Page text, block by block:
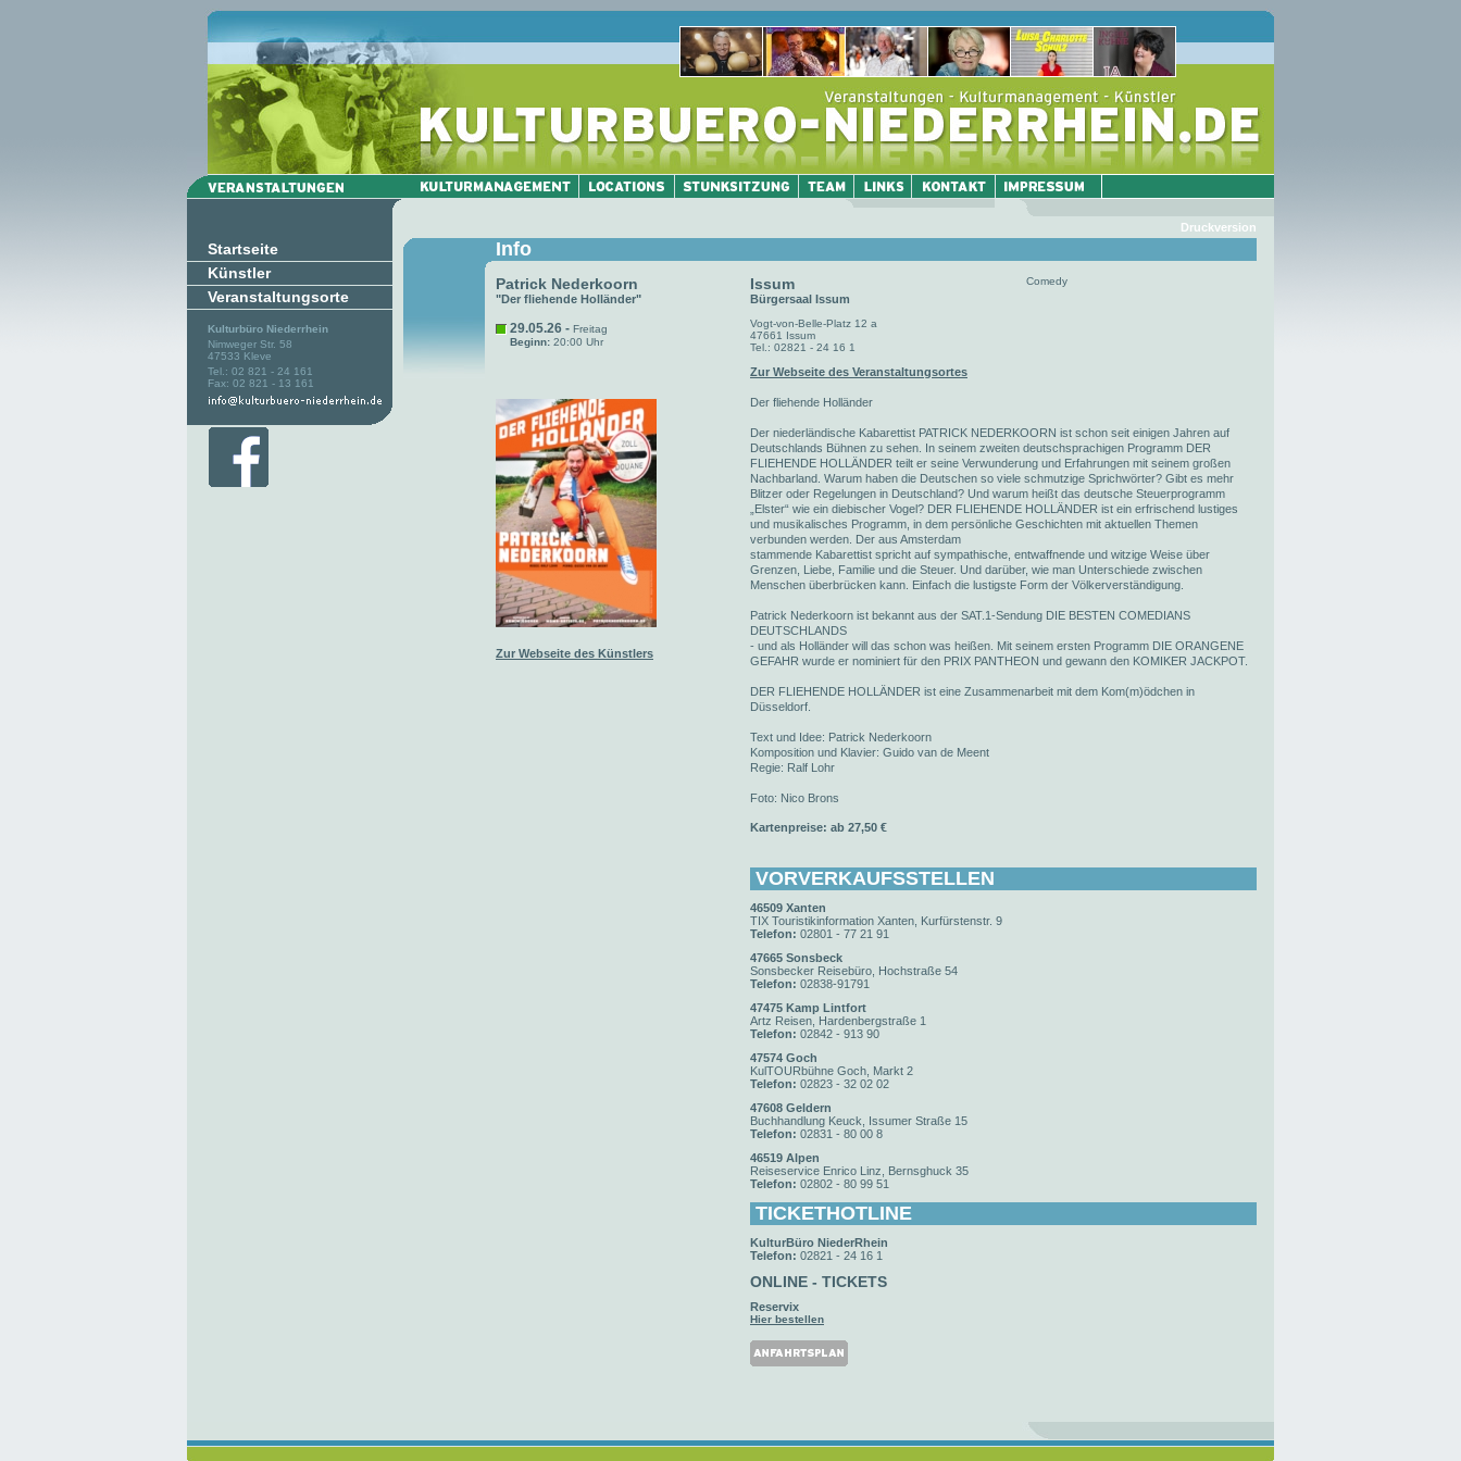
Startseite
Künstler
Veranstaltungsorte
Kulturbüro Niederrhein
Nimweger Str. 58
47533 Kleve
Tel.: 02 821 - 24 161
Fax: 02 821 - 13 161
Druckversion
Info
Patrick Nederkoorn
"Der fliehende Holländer"
29.05.26 - Freitag
Beginn: 20:00 Uhr
Issum
Bürgersaal Issum
Vogt-von-Belle-Platz 12 a
47661 Issum
Tel.: 02821 - 24 16 1
Zur Webseite des Veranstaltungsortes
Comedy
Zur Webseite des Künstlers
Der fliehende Holländer
Der niederländische Kabarettist PATRICK NEDERKOORN ist schon seit einigen Jahren auf
Deutschlands Bühnen zu sehen. In seinem zweiten deutschsprachigen Programm DER
FLIEHENDE HOLLÄNDER teilt er seine Verwunderung und Erfahrungen mit seinem großen
Nachbarland. Warum haben die Deutschen so viele schmutzige Sprichwörter? Gibt es mehr
Blitzer oder Regelungen in Deutschland? Und warum heißt das deutsche Steuerprogramm
„Elster“ wie ein diebischer Vogel? DER FLIEHENDE HOLLÄNDER ist ein erfrischend lustiges
und musikalisches Programm, in dem persönliche Geschichten mit aktuellen Themen
verbunden werden. Der aus Amsterdam
stammende Kabarettist spricht auf sympathische, entwaffnende und witzige Weise über
Grenzen, Liebe, Familie und die Steuer. Und darüber, wie man Unterschiede zwischen
Menschen überbrücken kann. Einfach die lustigste Form der Völkerverständigung.
Patrick Nederkoorn ist bekannt aus der SAT.1-Sendung DIE BESTEN COMEDIANS
DEUTSCHLANDS
- und als Holländer will das schon was heißen. Mit seinem ersten Programm DIE ORANGENE
GEFAHR wurde er nominiert für den PRIX PANTHEON und gewann den KOMIKER JACKPOT.
DER FLIEHENDE HOLLÄNDER ist eine Zusammenarbeit mit dem Kom(m)ödchen in
Düsseldorf.
Text und Idee: Patrick Nederkoorn
Komposition und Klavier: Guido van de Meent
Regie: Ralf Lohr
Foto: Nico Brons
Kartenpreise: ab 27,50 €
VORVERKAUFSSTELLEN
46509 Xanten
TIX Touristikinformation Xanten, Kurfürstenstr. 9
Telefon: 02801 - 77 21 91
47665 Sonsbeck
Sonsbecker Reisebüro, Hochstraße 54
Telefon: 02838-91791
47475 Kamp Lintfort
Artz Reisen, Hardenbergstraße 1
Telefon: 02842 - 913 90
47574 Goch
KulTOURbühne Goch, Markt 2
Telefon: 02823 - 32 02 02
47608 Geldern
Buchhandlung Keuck, Issumer Straße 15
Telefon: 02831 - 80 00 8
46519 Alpen
Reiseservice Enrico Linz, Bernsghuck 35
Telefon: 02802 - 80 99 51
TICKETHOTLINE
KulturBüro NiederRhein
Telefon: 02821 - 24 16 1
ONLINE - TICKETS
Reservix
Hier bestellen